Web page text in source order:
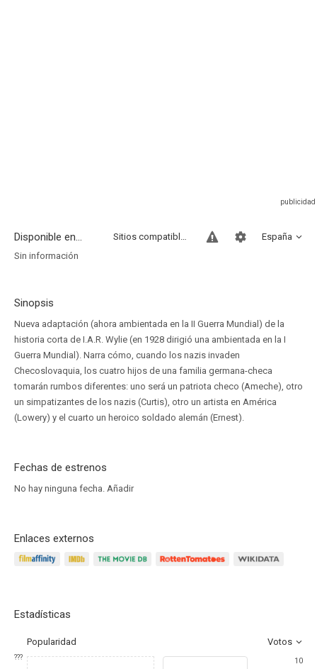
Disponible en... España
Sitios compatibles
Sin información
Sinopsis
Nueva adaptación (ahora ambientada en la II Guerra Mundial) de la
historia corta de I.A.R. Wylie (en 1928 dirigió una ambientada en la I
Guerra Mundial). Narra cómo, cuando los nazis invaden
Checoslovaquia, los cuatro hijos de una familia germana-checa
tomarán rumbos diferentes: uno será un patriota checo (Ameche), otro
un simpatizantes de los nazis (Curtis), otro un artista en América
(Lowery) y el cuarto un heroico soldado alemán (Ernest).
Fechas de estrenos
No hay ninguna fecha. Añadir
Enlaces externos
Estadísticas
Popularidad Votos
???
10